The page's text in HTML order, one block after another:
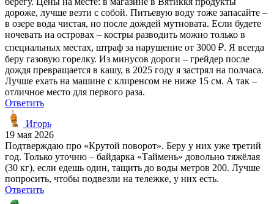
дороже, лучше везти с собой. Питьевую воду тоже запасайте –
в озере вода чистая, но после дождей мутновата. Если будете
ночевать на островах – костры разводить можно только в
специальных местах, штраф за нарушение от 3000 ₽. Я всегда
беру газовую горелку. Из минусов дороги – грейдер после
дождя превращается в кашу, в 2025 году я застрял на полчаса.
Лучше ехать на машине с клиренсом не ниже 15 см. А так –
отличное место для первого раза.
Ответить
Игорь
19 мая 2026
Подтверждаю про «Крутой поворот». Беру у них уже третий
год. Только уточню – байдарка «Таймень» довольно тяжёлая
(30 кг), если едешь один, тащить до воды метров 200. Лучше
попросить, чтобы подвезли на тележке, у них есть.
Ответить